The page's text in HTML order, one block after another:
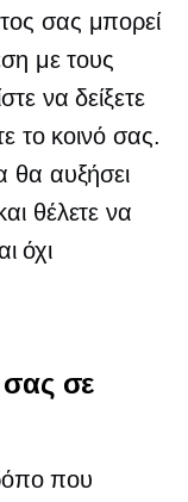
σας μπορεί
με τους
να δείξετε
το κοινό σας.
θα αυξήσει
θέλετε να
όχι
σε
που